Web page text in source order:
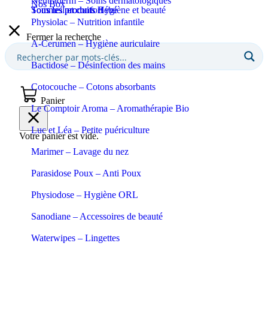
Sommeil et confort
Tous les produits Bébé
Tous les produits Hygiène et beauté
Physiolac – Nutrition infantile
A-Cerumen – Hygiène auriculaire
Bactidose – Désinfection des mains
Cotocouche – Cotons absorbants
Le Comptoir Aroma – Aromathérapie Bio
Luc et Léa – Petite puériculture
Marimer – Lavage du nez
Parasidose Poux – Anti Poux
Physiodose – Hygiène ORL
Sanodiane – Accessoires de beauté
Waterwipes – Lingettes
Nos Box
Fermer la recherche
Panier
Votre panier est vide.